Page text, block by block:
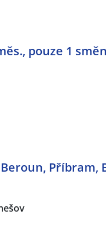
pouze 1
Příbram,